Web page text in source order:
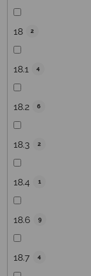
18 2
18.1 4
18.2 6
18.3 2
18.4 1
18.6 9
18.7 4